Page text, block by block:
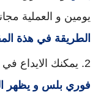
يومين و العملية
الطريقة في هذة
يمكنك الايداع